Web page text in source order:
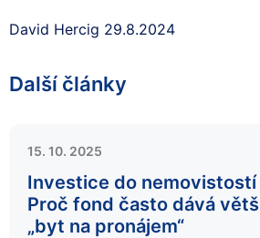
David Hercig 29.8.2024
Další články
15. 10. 2025
Investice do
Proč fond často dává
„byt na pronájem“